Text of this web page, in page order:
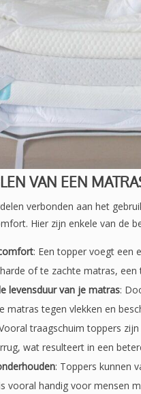
VAN EEN
verbonden aan het
Hier zijn enkele van de
: Een topper voegt een
of te zachte matras, een
levensduur van je matras:
matras tegen vlekken en
traagschuim toppers
wat resulteert in een
: Toppers kunnen
vooral handig voor mensen